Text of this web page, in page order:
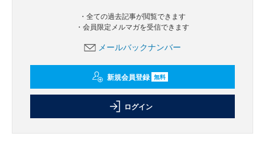
・全ての過去記事が閲覧できます
・会員限定メルマガを受信できます
メールバックナンバー
新規会員登録 無料
ログイン